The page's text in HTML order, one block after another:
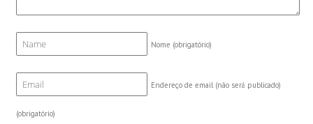
Nome (obrigatório)
Endereço de email (não será publicado)
(obrigatório)